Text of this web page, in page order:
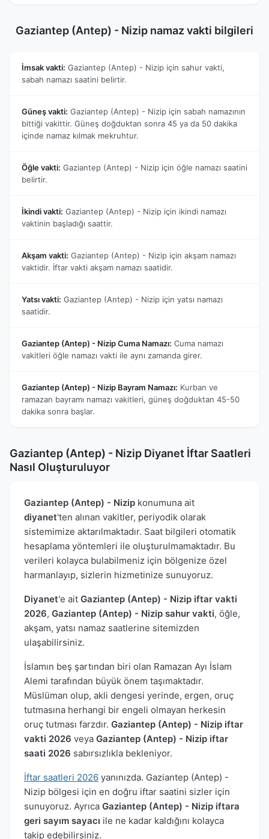
Gaziantep (Antep) - Nizip namaz vakti bilgileri
İmsak vakti: Gaziantep (Antep) - Nizip için sahur vakti,
sabah namazı saatini belirtir.
Güneş vakti: Gaziantep (Antep) - Nizip için sabah namazının
bittiği vakittir. Güneş doğduktan sonra 45 ya da 50 dakika
içinde namaz kılmak mekruhtur.
Öğle vakti: Gaziantep (Antep) - Nizip için öğle namazı saatini
belirtir.
İkindi vakti: Gaziantep (Antep) - Nizip için ikindi namazı
vaktinin başladığı saattir.
Akşam vakti: Gaziantep (Antep) - Nizip için akşam namazı
vaktidir. İftar vakti akşam namazı saatidir.
Yatsı vakti: Gaziantep (Antep) - Nizip için yatsı namazı
saatidir.
Gaziantep (Antep) - Nizip Cuma Namazı: Cuma namazı
vakitleri öğle namazı vakti ile aynı zamanda girer.
Gaziantep (Antep) - Nizip Bayram Namazı: Kurban ve
ramazan bayramı namazı vakitleri, güneş doğduktan 45-50
dakika sonra başlar.
Gaziantep (Antep) - Nizip Diyanet İftar Saatleri
Nasıl Oluşturuluyor
Gaziantep (Antep) - Nizip konumuna ait
diyanet'ten alınan vakitler, periyodik olarak
sistemimize aktarılmaktadır. Saat bilgileri otomatik
hesaplama yöntemleri ile oluşturulmamaktadır. Bu
verileri kolayca bulabilmeniz için bölgenize özel
harmanlayıp, sizlerin hizmetinize sunuyoruz.
Diyanet'e ait Gaziantep (Antep) - Nizip iftar vakti
2026, Gaziantep (Antep) - Nizip sahur vakti, öğle,
akşam, yatsı namaz saatlerine sitemizden
ulaşabilirsiniz.
İslamın beş şartından biri olan Ramazan Ayı İslam
Alemi tarafından büyük önem taşımaktadır.
Müslüman olup, akli dengesi yerinde, ergen, oruç
tutmasına herhangi bir engeli olmayan herkesin
oruç tutması farzdır. Gaziantep (Antep) - Nizip iftar
vakti 2026 veya Gaziantep (Antep) - Nizip iftar
saati 2026 sabırsızlıkla bekleniyor.
İftar saatleri 2026 yanınızda. Gaziantep (Antep) -
Nizip bölgesi için en doğru iftar saatini sizler için
sunuyoruz. Ayrıca Gaziantep (Antep) - Nizip iftara
geri sayım sayacı ile ne kadar kaldığını kolayca
takip edebilirsiniz.